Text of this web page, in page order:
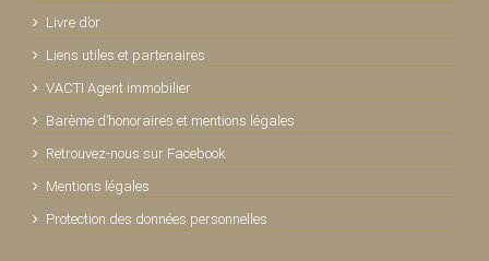
Livre d’or
Liens utiles et partenaires
VACTI Agent immobilier
Barème d’honoraires et mentions légales
Retrouvez-nous sur Facebook
Mentions légales
Protection des données personnelles